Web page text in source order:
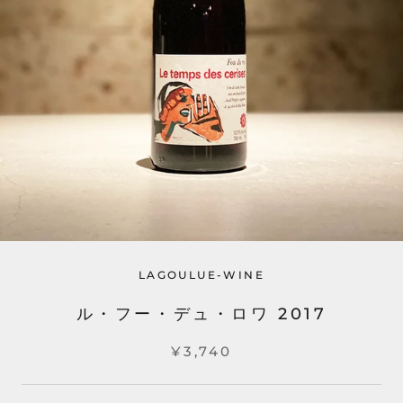
LAGOULUE-WINE
ル・フー・デュ・ロワ 2017
¥3,740